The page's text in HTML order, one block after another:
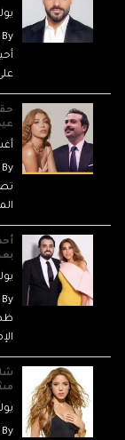
يوليو
By
By
يوليو
By
يوليو
By